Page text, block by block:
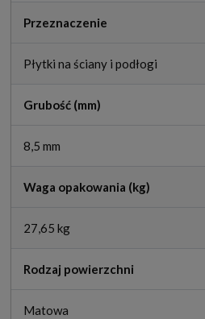
Przeznaczenie
Płytki na ściany i podłogi
Grubość (mm)
8,5 mm
Waga opakowania (kg)
27,65 kg
Rodzaj powierzchni
Matowa